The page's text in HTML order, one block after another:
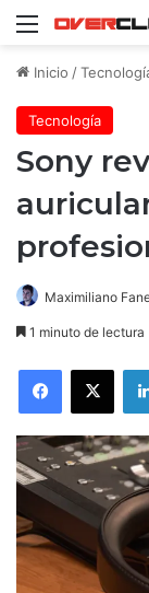
Menú
Inicio /
Tecnología
Sony
Maximiliano
1 minuto de lectura
Facebook
X